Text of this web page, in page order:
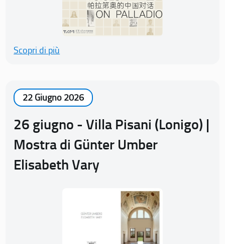
Scopri di più
22 Giugno 2026
26 giugno - Villa Pisani (Lonigo) |
Mostra di Günter Umber
Elisabeth Vary